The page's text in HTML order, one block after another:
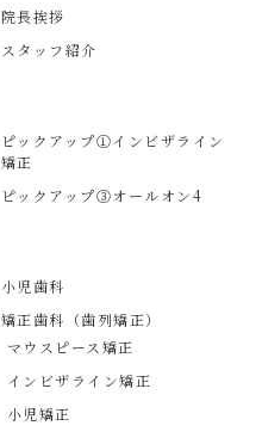
院長挨拶
スタッフ紹介
ピックアップ①インビザライン
矯正
ピックアップ③オールオン4
小児歯科
矯正歯科（歯列矯正）
マウスピース矯正
インビザライン矯正
小児矯正